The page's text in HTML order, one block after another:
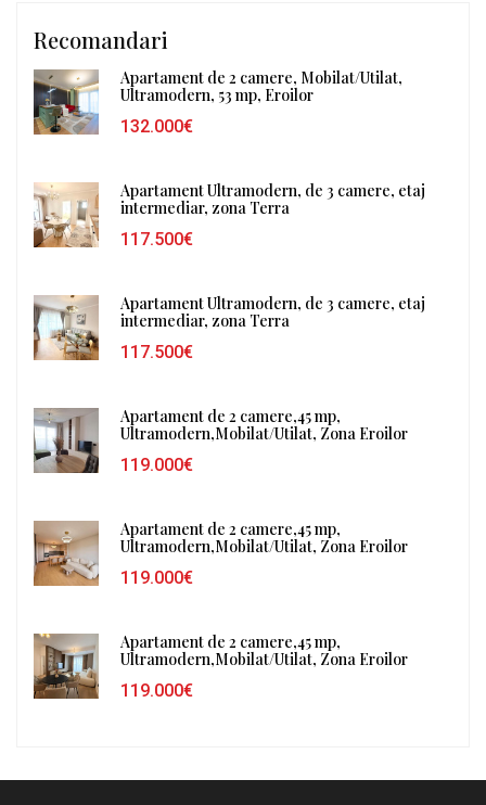
Recomandari
Apartament de 2 camere, Mobilat/Utilat,
Ultramodern, 53 mp, Eroilor
132.000€
Apartament Ultramodern, de 3 camere, etaj
intermediar, zona Terra
117.500€
Apartament Ultramodern, de 3 camere, etaj
intermediar, zona Terra
117.500€
Apartament de 2 camere,45 mp,
Ultramodern,Mobilat/Utilat, Zona Eroilor
119.000€
Apartament de 2 camere,45 mp,
Ultramodern,Mobilat/Utilat, Zona Eroilor
119.000€
Apartament de 2 camere,45 mp,
Ultramodern,Mobilat/Utilat, Zona Eroilor
119.000€